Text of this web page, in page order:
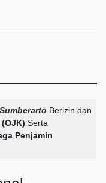
Berizin dan
Serta
Penjamin